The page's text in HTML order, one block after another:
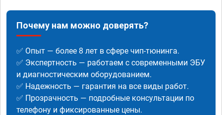
Почему нам можно доверять?
✅ Опыт — более 8 лет в сфере чип-тюнинга.
✅ Экспертность — работаем с современными ЭБУ
и диагностическим оборудованием.
✅ Надежность — гарантия на все виды работ.
✅ Прозрачность — подробные консультации по
телефону и фиксированные цены.